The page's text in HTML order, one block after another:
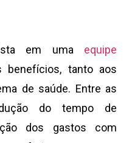
em uma equipe
benefícios, tanto aos
de saúde. Entre as
do tempo de
dos gastos com